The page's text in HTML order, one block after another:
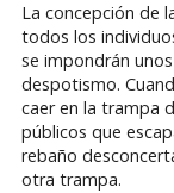
La concepción de
todos los
se impondrán
despotismo.
caer en la trampa
públicos que
rebaño
otra trampa.